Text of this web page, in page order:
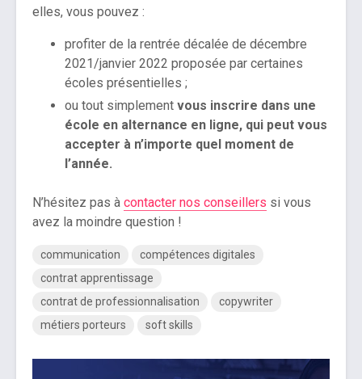
elles, vous pouvez :
profiter de la rentrée décalée de décembre
2021/janvier 2022 proposée par certaines
écoles présentielles ;
ou tout simplement vous inscrire dans une
école en alternance en ligne, qui peut vous
accepter à n’importe quel moment de
l’année.
N’hésitez pas à contacter nos conseillers si vous
avez la moindre question !
communication
compétences digitales
contrat apprentissage
contrat de professionnalisation
copywriter
métiers porteurs
soft skills